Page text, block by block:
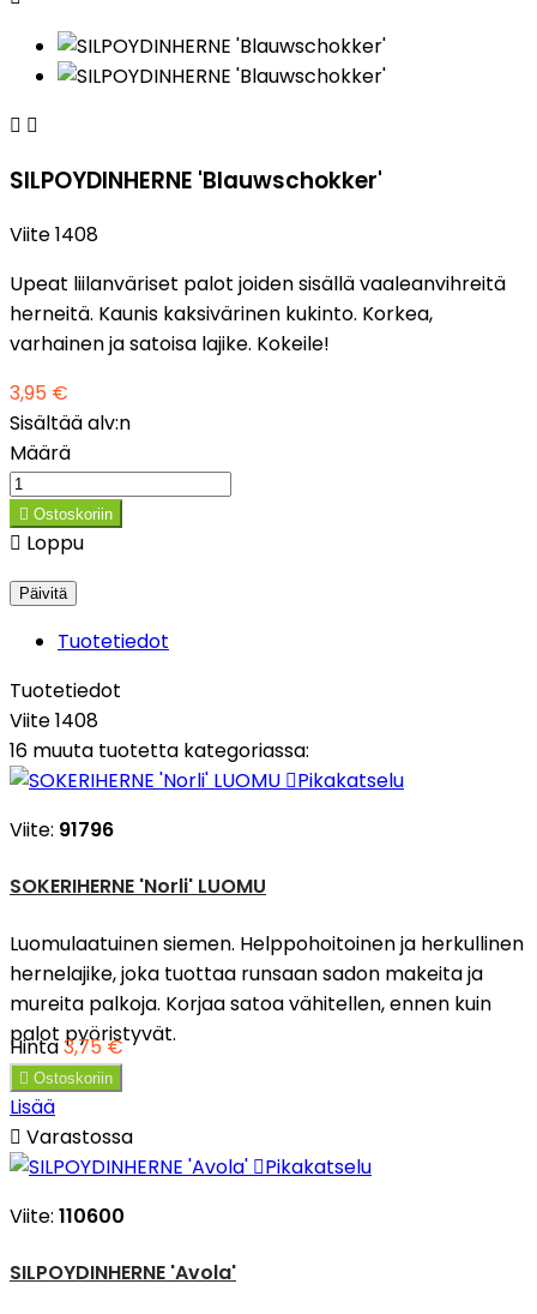
 
SILPOYDINHERNE 'Blauwschokker'
Viite1408
Upeat liilanväriset palot joiden sisällä vaaleanvihreitä
herneitä. Kaunis kaksivärinen kukinto. Korkea,
varhainen ja satoisa lajike. Kokeile!
3,95 €
Sisältää alv:n
Määrä
 Ostoskoriin
 Loppu
Tuotetiedot
Tuotetiedot
Viite1408
16 muuta tuotetta kategoriassa:
Pikakatselu
Viite: 91796
SOKERIHERNE 'Norli' LUOMU
Luomulaatuinen siemen. Helppohoitoinen ja herkullinen
hernelajike, joka tuottaa runsaan sadon makeita ja
mureita palkoja. Korjaa satoa vähitellen, ennen kuin
palot pyöristyvät.
Hinta3,75 €
 Ostoskoriin
Lisää
 Varastossa
Pikakatselu
Viite: 110600
SILPOYDINHERNE 'Avola'